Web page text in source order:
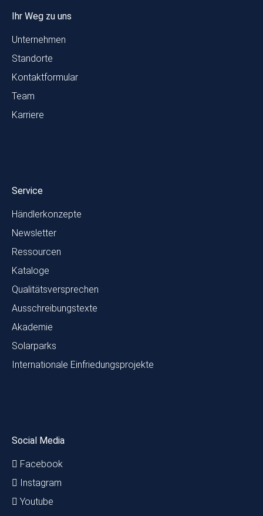
Ihr Weg zu uns
Unternehmen
Standorte
Kontaktformular
Team
Karriere
Service
Händlerkonzepte
Newsletter
Ressourcen
Kataloge
Qualitätsversprechen
Ausschreibungstexte
Akademie
Solarparks
Internationale Einfriedungsprojekte
Social Media
Facebook
Instagram
Youtube